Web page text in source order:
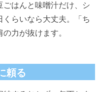
ごはんと味噌汁だけ、シ
らいなら大丈夫。「ち
力が抜けます。
頼る